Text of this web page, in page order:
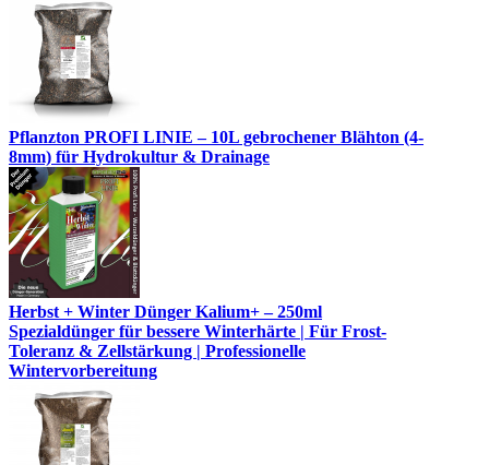
Pflanzton PROFI LINIE – 10L gebrochener Blähton (4-
8mm) für Hydrokultur & Drainage
Herbst + Winter Dünger Kalium+ – 250ml
Spezialdünger für bessere Winterhärte | Für Frost-
Toleranz & Zellstärkung | Professionelle
Wintervorbereitung